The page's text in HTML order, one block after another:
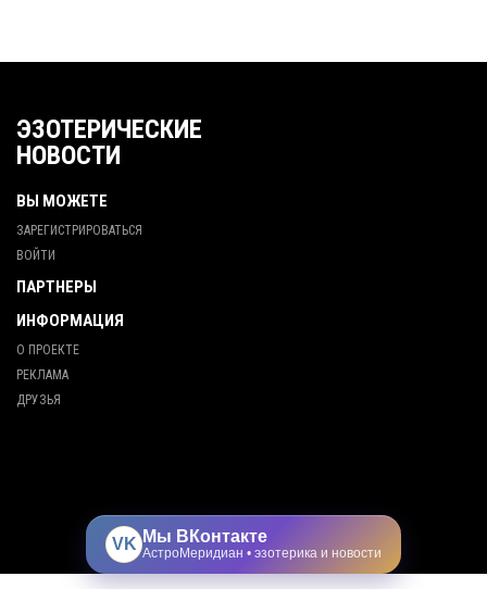
ЭЗОТЕРИЧЕСКИЕ
НОВОСТИ
ВЫ МОЖЕТЕ
ЗАРЕГИСТРИРОВАТЬСЯ
ВОЙТИ
ПАРТНЕРЫ
ИНФОРМАЦИЯ
О ПРОЕКТЕ
РЕКЛАМА
ДРУЗЬЯ
VK Мы ВКонтакте
АстроМеридиан • эзотерика и новости